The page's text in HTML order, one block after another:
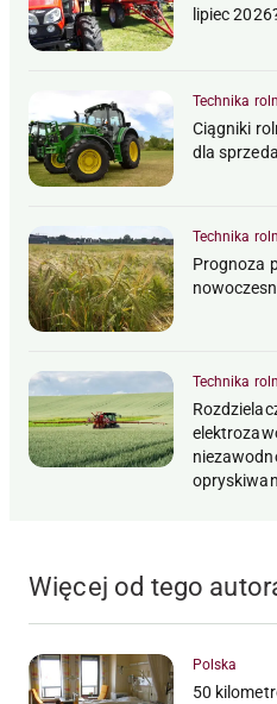
lipiec
Technika
Ciągniki
dla
Technika
Prognoza
Technika
Więcej od tego
Polska
50